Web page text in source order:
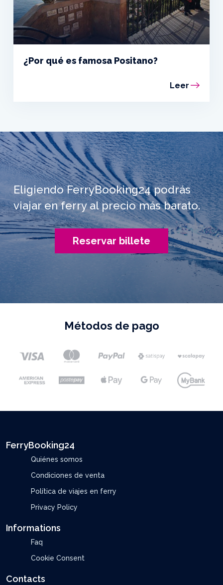
¿Por qué es famosa Positano?
Leer
Eligiendo FerryBooking24 podrás
viajar en ferry al precio más barato.
Reservar billete
Métodos de pago
FerryBooking24
Quiénes somos
Condiciones de venta
Política de viajes en ferry
Privacy Policy
Informations
Faq
Cookie Consent
Contacts